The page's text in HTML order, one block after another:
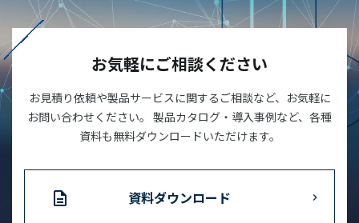
03-3588-0551
お問い合わせ
資料ダウンロード
お気軽にご相談ください
お見積り依頼や製品サービスに関するご相談など、お気軽に
お問い合わせください。 製品カタログ・導入事例など、各種
資料も無料ダウンロードいただけます。
資料ダウンロード